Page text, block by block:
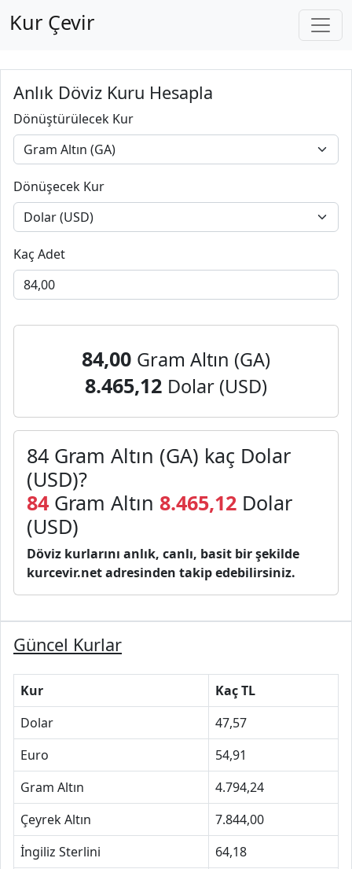
Kur Çevir
Anlık Döviz Kuru Hesapla
Dönüştürülecek Kur
Dönüşecek Kur
Kaç Adet
84,00 Gram Altın (GA)
8.465,12 Dolar (USD)
84 Gram Altın (GA) kaç Dolar
(USD)?
84 Gram Altın 8.465,12 Dolar
(USD)
Döviz kurlarını anlık, canlı, basit bir şekilde
kurcevir.net adresinden takip edebilirsiniz.
Güncel Kurlar
Kur
Kaç TL
Dolar
47,57
Euro
54,91
Gram Altın
4.794,24
Çeyrek Altın
7.844,00
İngiliz Sterlini
64,18